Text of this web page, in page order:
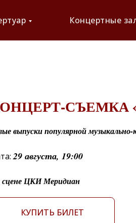
Концертные
СЪЕМКА
выпуски популярной
29 августа, 19:00
ЦКИ Меридиан
КУПИТЬ БИЛЕТ